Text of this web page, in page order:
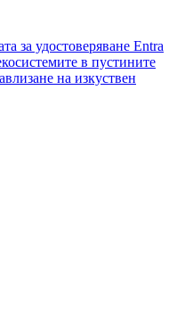
за удостоверяване Entra
в пустините
на изкуствен